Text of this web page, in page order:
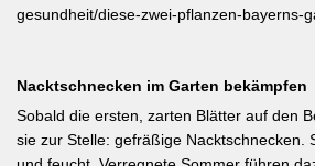
gesundheit/diese-zwei-pflanzen-bayerns-
gemusterten Blüten, die ohne Ausputzen
Herbst reich blüht und sich hervorragend
Ampeln eignet. Die Bayerische
ist die Erdbeere ‚Lilly Waldberry‘, die
Nacktschnecken im Garten bekämpfen
Sobald die ersten, zarten Blätter auf den
sie zur Stelle: gefräßige Nacktschnecken.